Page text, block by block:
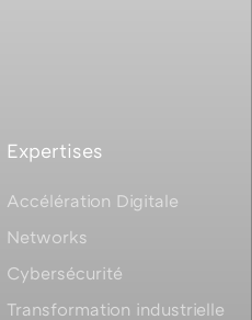
Expertises
Accélération Digitale
Networks
Cybersécurité
Transformation industrielle